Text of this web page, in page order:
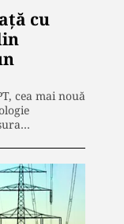
cu
cea mai nouă